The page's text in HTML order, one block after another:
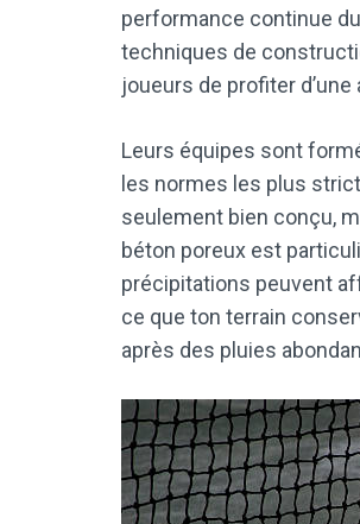
performance continue
techniques de
joueurs de profiter
Leurs équipes sont
les normes les plus
seulement bien conçu,
béton poreux est
précipitations peuvent
ce que ton terrain
après des pluies